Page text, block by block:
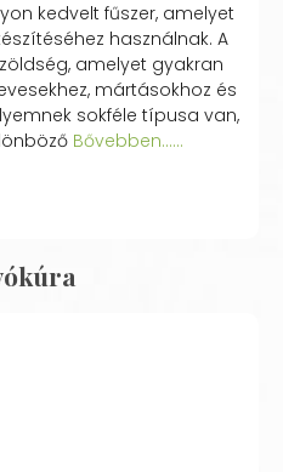
kedvelt fűszer, amelyet
használnak. A
amelyet gyakran
mártásokhoz és
sokféle típusa van,
Bővebben...…